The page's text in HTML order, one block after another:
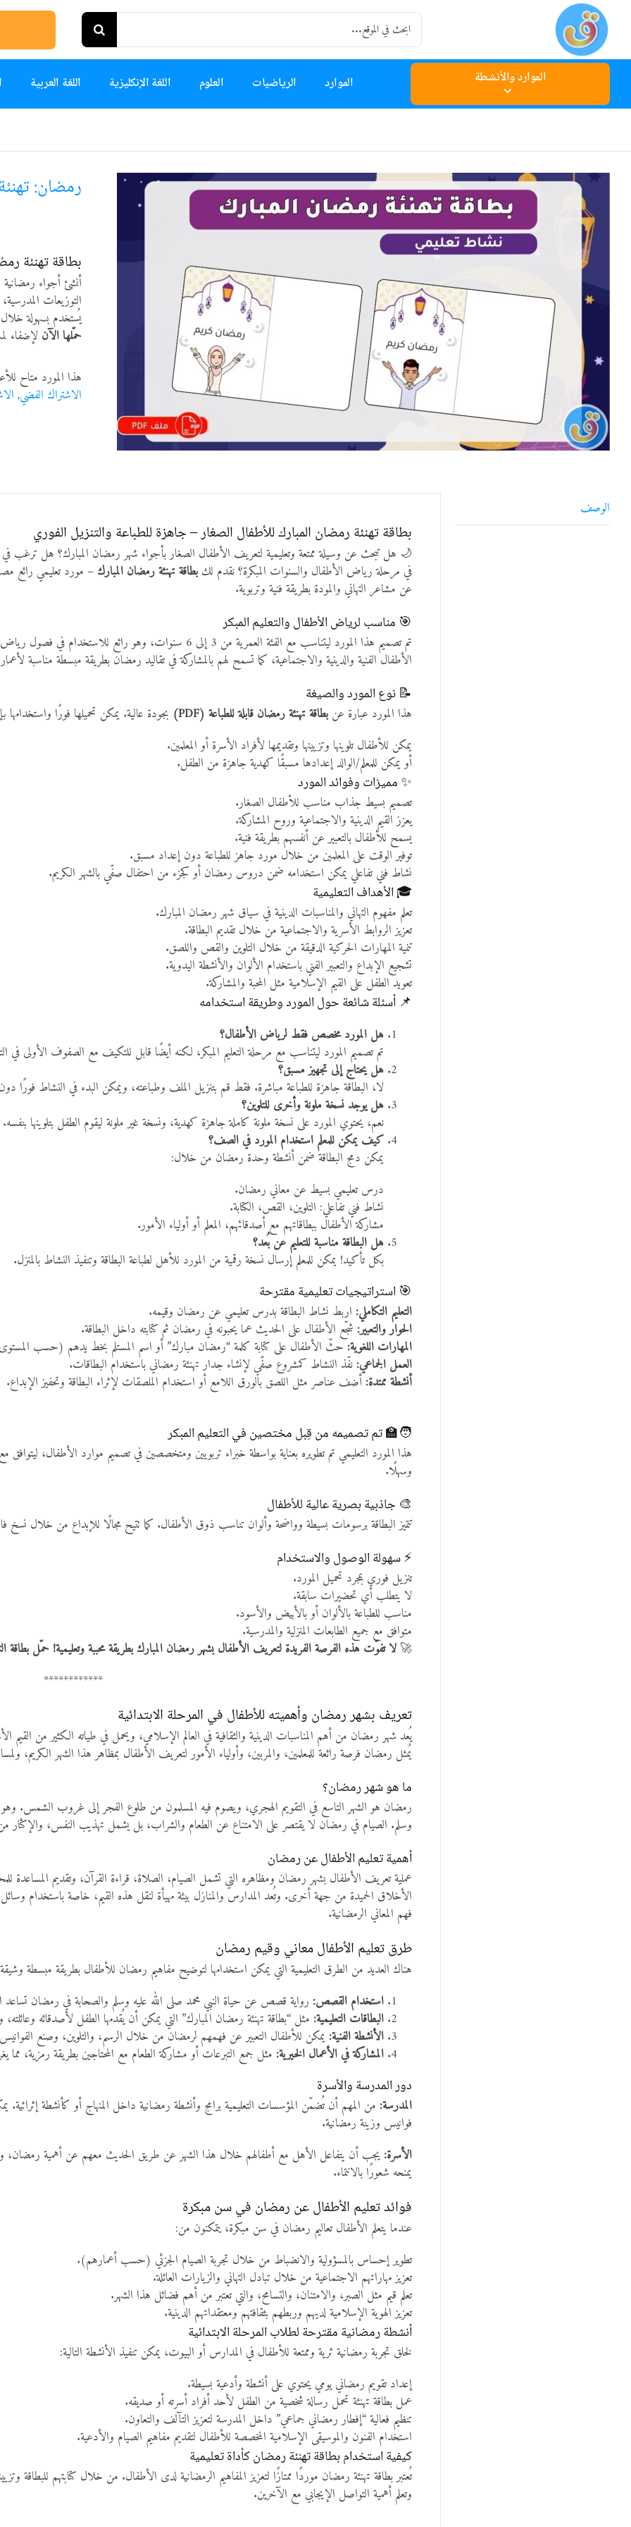
content
Search
for:
الموارد والأنشطة الموارد الرياضيات العلوم اللغة الإنكليزية اللغة العربية
رمضان:
بطاقة تهنئة
أنشئ أجواء رمضانية
التوزيعات
يُستخدم بسهولة
حمّلها الآن لإضفاء
هذا المورد متاح
الاشتراك الفضي,
الوصف
بطاقة تهنئة رمضان المبارك للأطفال الصغار – جاهزة للطباعة والتنزيل الفوري
🌙 هل تبحث عن وسيلة ممتعة وتعليمية لتعريف الأطفال الصغار بأجواء شهر رمضان المبارك؟ هل ترغب في
في مرحلة رياض الأطفال والسنوات المبكرة؟ نقدم لك بطاقة تهنئة رمضان المبارك – مورد تعليمي رائع
عن مشاعر التهاني والمودة بطريقة فنية وتربوية.
🎯 مناسب لرياض الأطفال والتعليم المبكر
تم تصميم هذا المورد ليتناسب مع الفئة العمرية من 3 إلى 6 سنوات،
الأطفال الفنية والدينية والاجتماعية، كما تسمح لهم بالمشاركة في تقاليد رمضان بطريقة مبسطة مناسبة
📝 نوع المورد والصيغة
هذا المورد عبارة عن بطاقة تهنئة رمضان قابلة للطباعة (PDF)
بجودة عالية. يمكن تحميلها فورًا
يمكن للأطفال تلوينها وتزيينها وتقديمها لأفراد الأسرة أو المعلمين.
أو يمكن للمعلم/الوالد إعدادها مسبقًا كهدية جاهزة من الطفل.
✨ مميزات وفوائد المورد
تصميم بسيط جذاب مناسب للأطفال الصغار.
يعزز القيم الدينية والاجتماعية وروح المشاركة.
يسمح للأطفال بالتعبير عن أنفسهم بطريقة فنية.
توفير الوقت على المعلمين من خلال مورد جاهز للطباعة دون إعداد مسبق.
نشاط فني تفاعلي يمكن استخدامه ضمن دروس رمضان أو كجزء من احتفال صفّي بالشهر الكريم.
🎓 الأهداف التعليمية
تعلم مفهوم التهاني والمناسبات الدينية في سياق شهر رمضان المبارك.
تعزيز الروابط الأسرية والاجتماعية من خلال تقديم البطاقة.
تنمية المهارات الحركية الدقيقة من خلال التلوين والقص واللصق.
تشجيع الإبداع والتعبير الفني باستخدام الألوان والأنشطة اليدوية.
تعويد الطفل على القيم الإسلامية مثل المحبة والمشاركة.
📌 أسئلة شائعة حول المورد وطريقة استخدامه
هل المورد مخصص فقط لرياض الأطفال؟
تم تصميم المورد ليتناسب مع مرحلة التعليم المبكر، لكنه أيضًا قابل للتكيف مع الصفوف الأولى في
هل يحتاج إلى تجهيز مسبق؟
لا، البطاقة جاهزة للطباعة مباشرة. فقط قم بتنزيل الملف وطباعته، ويمكن البدء في النشاط فورًا
هل يوجد نسخة ملونة وأخرى للتلوين؟
نعم، يحتوي المورد على نسخة ملونة كاملة جاهزة كهدية، ونسخة غير ملونة ليقوم الطفل بتلوينها بنفسه.
كيف يمكن للمعلم استخدام المورد في الصف؟
يمكن دمج البطاقة ضمن أنشطة وحدة رمضان من خلال:
درس تعليمي بسيط عن معاني رمضان.
نشاط فني تفاعلي: التلوين، القص، الكتابة.
مشاركة الأطفال ببطاقاتهم مع أصدقائهم، المعلم أو أولياء الأمور.
هل البطاقة مناسبة للتعليم عن بُعد؟
بكل تأكيد! يمكن للمعلم إرسال نسخة رقمية من المورد للأهل لطباعة البطاقة وتنفيذ النشاط بالمنزل.
🎯 استراتيجيات تعليمية مقترحة
التعليم التكاملي: اربط نشاط البطاقة بدرس تعليمي عن رمضان وقيمه.
الحوار والتعبير: شجّع الأطفال على الحديث عما يحبونه في رمضان ثم كتابته داخل البطاقة.
المهارات اللغوية: حثّ الأطفال على كتابة كلمة “رمضان مبارك” أو اسم المستلم بخط يدهم (حسب
العمل الجماعي: نفّذ النشاط كمشروع صفّي لإنشاء جدار تهنئة رمضاني باستخدام البطاقات.
أنشطة ممتدة: أضف عناصر مثل اللصق بالورق اللامع أو استخدام الملصقات لإثراء البطاقة وتحفيز الإبداع.
🧑‍🏫 تم تصميمه من قِبل مختصين في التعليم المبكر
هذا المورد التعليمي تم تطويره بعناية بواسطة خبراء تربويين ومتخصصين في تصميم موارد الأطفال، ليتوافق
وسهلًا.
🎨 جاذبية بصرية عالية للأطفال
تتميز البطاقة برسومات بسيطة وواضحة وألوان تناسب ذوق الأطفال. كما تتيح مجالًا للإبداع من خلال نسخ
⚡ سهولة الوصول والاستخدام
تنزيل فوري بمجرد تحميل المورد.
لا يتطلب أي تحضيرات سابقة.
مناسب للطباعة بالألوان أو بالأبيض والأسود.
متوافق مع جميع الطابعات المنزلية والمدرسية.
🚀 لا تفوّت هذه الفرصة الفريدة لتعريف الأطفال بشهر رمضان المبارك بطريقة محببة وتعليمية! حمّل بطاقة
************
تعريف بشهر رمضان وأهميته للأطفال في المرحلة الابتدائية
يُعد شهر رمضان من أهم المناسبات الدينية والثقافية في العالم الإسلامي، ويحمل في طياته الكثير من
يُمثل رمضان فرصة رائعة للمعلمين، والمربين، وأولياء الأمور لتعريف الأطفال بمظاهر هذا الشهر الكريم،
ما هو شهر رمضان؟
رمضان هو الشهر التاسع في التقويم الهجري، ويصوم فيه المسلمون من طلوع الفجر إلى غروب الشمس. وهو
وسلم. الصيام في رمضان لا يقتصر على الامتناع عن الطعام والشراب، بل يشمل تهذيب النفس، والإكثار
أهمية تعليم الأطفال عن رمضان
عملية تعريف الأطفال بشهر رمضان ومظاهره التي تشمل الصيام، الصلاة، قراءة القرآن، وتقديم المساعدة
الأخلاق الحميدة من جهة أخرى. وتُعد المدارس والمنازل بيئة مهيأة لنقل هذه القيم، خاصة باستخدام وسائل
فهم المعاني الرمضانية.
طرق تعليم الأطفال معاني وقيم رمضان
هناك العديد من الطرق التعليمية التي يمكن استخدامها لتوضيح مفاهيم رمضان للأطفال بطريقة مبسطة
استخدام القصص: رواية قصص عن حياة النبي محمد صلى الله عليه وسلم والصحابة في رمضان تساعد
البطاقات التعليمية: مثل “بطاقة تهنئة رمضان المبارك” التي يمكن أن يُقدمها الطفل لأصدقائه وعائلته،
الأنشطة الفنية:يمكن للأطفال التعبير عن فهمهم لرمضان من خلال الرسم، والتلوين، وصنع
المشاركة في الأعمال الخيرية: مثل جمع التبرعات أو مشاركة الطعام مع المحتاجين بطريقة رمزية، مما
دور المدرسة والأسرة
المدرسة: من المهم أن تُضمّن المؤسسات التعليمية برامج وأنشطة رمضانية داخل المنهاج أو كأنشطة
فوانيس وزينة رمضانية.
الأسرة:يجب أن يتفاعل الأهل مع أطفالهم خلال هذا الشهر عن طريق الحديث معهم عن أهمية رمضان،
يمنحه شعورًا بالانتماء.
فوائد تعليم الأطفال عن رمضان في سن مبكرة
عندما يتعلم الأطفال تعاليم رمضان في سن مبكرة، يتمكنون من:
تطوير إحساس بالمسؤولية والانضباط من خلال تجربة الصيام الجزئي (حسب أعمارهم).
تعزيز مهاراتهم الاجتماعية من خلال تبادل التهاني والزيارات العائلة.
تعلم قيم مثل الصبر، والامتنان، والتسامح، والتي تعتبر من أهم فضائل هذا الشهر.
تعزيز الهوية الإسلامية لديهم وربطهم بثقافتهم ومعتقداتهم الدينية.
أنشطة رمضانية مقترحة لطلاب المرحلة الابتدائية
لخلق تجربة رمضانية ثرية وممتعة للأطفال في المدارس أو البيوت، يمكن تنفيذ الأنشطة التالية:
إعداد تقويم رمضاني يومي يحتوي على أنشطة وأدعية بسيطة.
عمل بطاقة تهنئة تحمل رسالة شخصية من الطفل لأحد أفراد أسرته أو صديقه.
تنظيم فعالية “إفطار رمضاني جماعي” داخل المدرسة لتعزيز التآلف والتعاون.
استخدام الفنون والموسيقى الإسلامية المخصصة للأطفال لتقديم مفاهيم الصيام والأدعية.
كيفية استخدام بطاقة تهنئة رمضان كأداة تعليمية
تُعتبر بطاقة تهنئة رمضان موردًا ممتازًا لتعزيز المفاهيم الرمضانية لدى الأطفال. من خلال كتابتهم للبطاقة
وتعلم أهمية التواصل الإيجابي مع الآخرين.